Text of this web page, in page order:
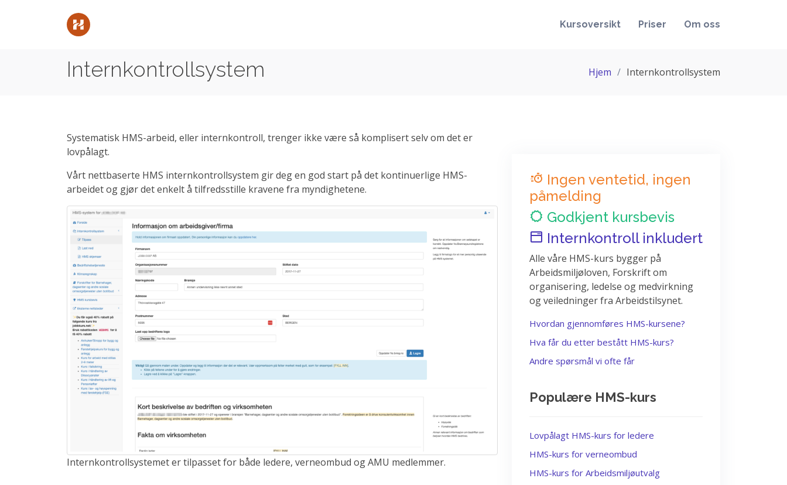
Kursoversikt Priser Om oss
Internkontrollsystem Hjem Internkontrollsystem
Systematisk HMS-arbeid, eller internkontroll, trenger ikke være så komplisert selv om det er
lovpålagt.
Vårt nettbaserte HMS internkontrollsystem gir deg en god start på det kontinuerlige HMS-
arbeidet og gjør det enkelt å tilfredsstille kravene fra myndighetene.
Internkontrollsystemet er tilpasset for både ledere, verneombud og AMU medlemmer.
Ingen ventetid, ingen
påmelding
Godkjent kursbevis
Internkontroll inkludert
Alle våre HMS-kurs bygger på
Arbeidsmiljøloven, Forskrift om
organisering, ledelse og medvirkning
og veiledninger fra Arbeidstilsynet.
Hvordan gjennomføres HMS-kursene?
Hva får du etter bestått HMS-kurs?
Andre spørsmål vi ofte får
Populære HMS-kurs
Lovpålagt HMS-kurs for ledere
HMS-kurs for verneombud
HMS-kurs for Arbeidsmiljøutvalg